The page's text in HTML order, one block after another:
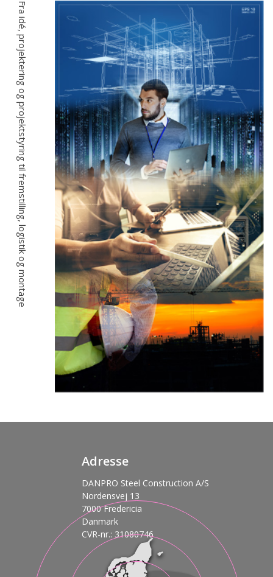
Fra idé, projektering og projektstyring til fremstilling, logistik og montage
Adresse
DANPRO Steel Construction A/S
Nordensvej 13
7000 Fredericia
Danmark
CVR-nr.: 31080746